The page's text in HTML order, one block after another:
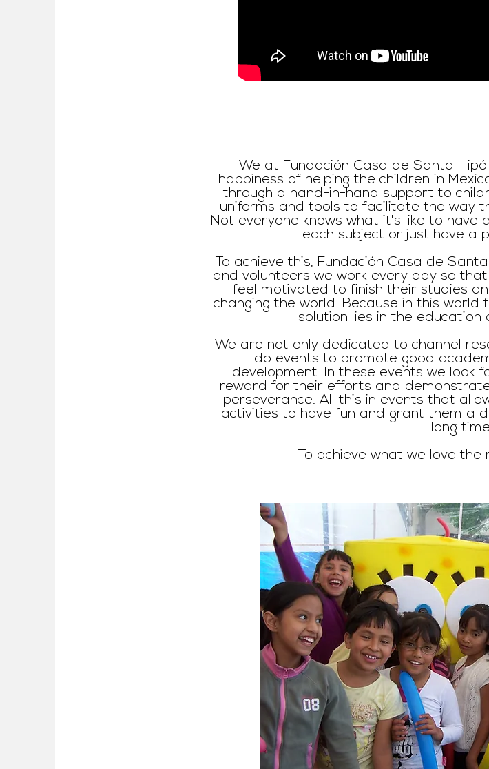
We at Fundación Casa de Santa
happiness of helping the children in
through a hand-in-hand support to
uniforms and tools to facilitate the way
Not everyone knows what it's like to
each subject or just have a
To achieve this, Fundación Casa de
and volunteers we work every day so
feel motivated to finish their studies
changing the world. Because in this world
solution lies in the education
We are not only dedicated to channel
do events to promote good
development. In these events we look
reward for their efforts and
perseverance. All this in events that
activities to have fun and grant them a
long
To achieve what we love the